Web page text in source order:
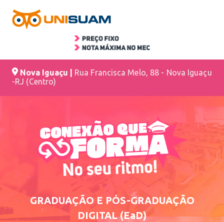
Nova Iguaçu | Rua Francisca Melo, 88 - Nova Iguaçu
-RJ (Centro)
GRADUAÇÃO E PÓS-GRADUAÇÃO
DIGITAL (EaD)